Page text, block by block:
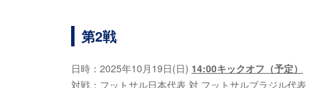
第2戦
日時：2025年10月19日(日) 14:00キックオフ（予定）
対戦：フットサル日本代表 対 フットサルブラジル代表